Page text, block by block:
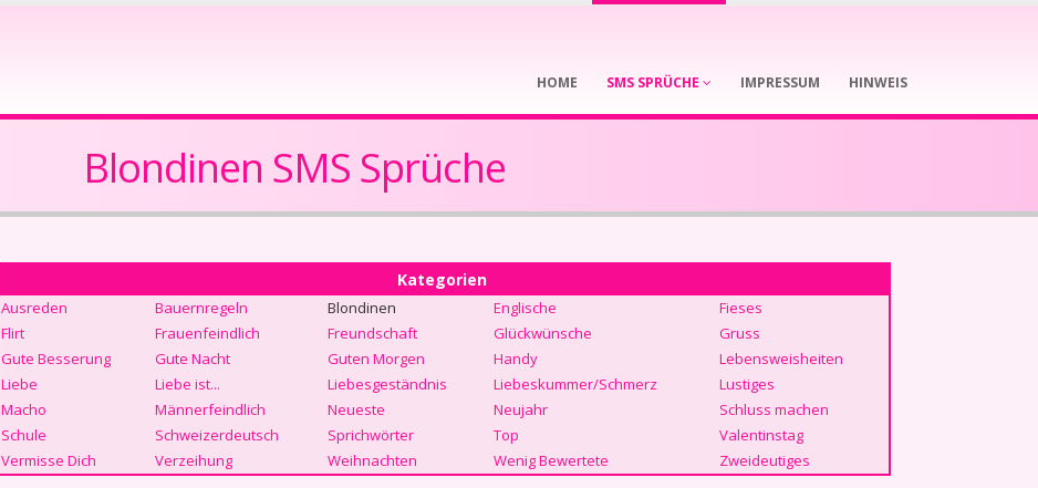
HOME SMS SPRÜCHE IMPRESSUM HINWEIS
Blondinen SMS Sprüche
Kategorien
Ausreden Bauernregeln Blondinen Englische
Fieses
Flirt
Frauenfeindlich Freundschaft Glückwünsche
Gruss
Gute Besserung
Gute Nacht Guten Morgen Handy
Lebensweisheiten
Liebe
Liebe ist... Liebesgeständnis Liebeskummer/Schmerz
Lustiges
Macho
Männerfeindlich Neueste Neujahr
Schluss machen
Schule
Schweizerdeutsch Sprichwörter Top
Valentinstag
Vermisse Dich
Verzeihung Weihnachten Wenig Bewertete Zweideutiges